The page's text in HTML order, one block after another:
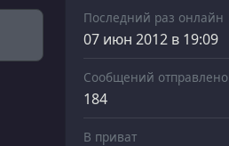
Последний раз онлайн
07 июн 2012 в 19:09
Сообщений отправлено
184
В приват